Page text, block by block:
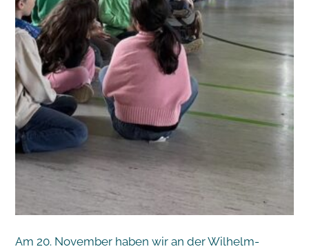
Am 20. November haben wir an der Wilhelm-